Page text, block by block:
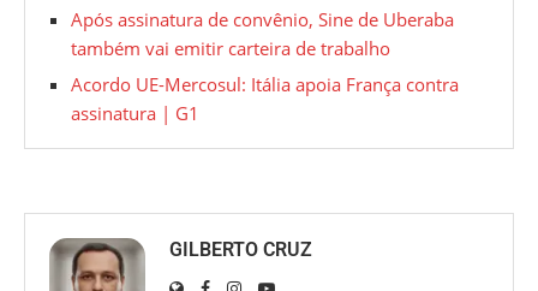
Após assinatura de convênio, Sine de Uberaba
também vai emitir carteira de trabalho
Acordo UE-Mercosul: Itália apoia França contra
assinatura | G1
GILBERTO CRUZ